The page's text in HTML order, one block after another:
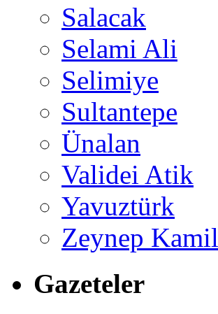
Salacak
Selami Ali
Selimiye
Sultantepe
Ünalan
Validei Atik
Yavuztürk
Zeynep Kamil
Gazeteler